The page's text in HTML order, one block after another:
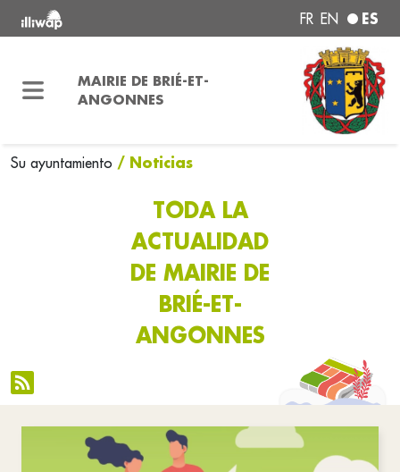
FR EN ES
MAIRIE DE BRIÉ-ET-
ANGONNES
Su ayuntamiento / Noticias
TODA LA
ACTUALIDAD
DE MAIRIE DE
BRIÉ-ET-
ANGONNES